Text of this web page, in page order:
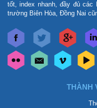
tốt, index nhanh, đầy đủ các
trường Biên Hòa, Đồng Nai
THÀNH